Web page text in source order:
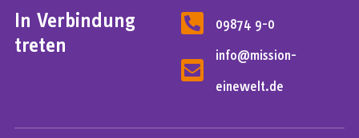
In Verbindung
treten
09874 9-0
info@mission-
einewelt.de